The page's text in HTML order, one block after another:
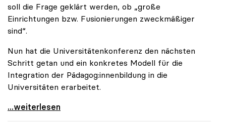
soll die Frage geklärt werden, ob „große
Einrichtungen bzw. Fusionierungen zweckmäßiger
sind“.
Nun hat die Universitätenkonferenz den nächsten
Schritt getan und ein konkretes Modell für die
Integration der Pädagog:innenbildung in die
Universitäten erarbeitet.
Schools of Education an den Universitäten: Für
...weiterlesen